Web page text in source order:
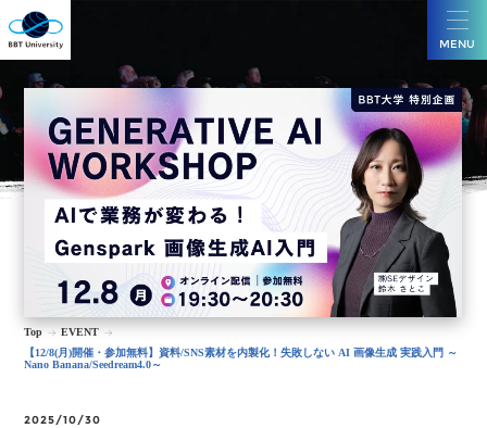
MENU
Top
EVENT
【12/8(月)開催・参加無料】資料/SNS素材を内製化！失敗しない AI 画像生成 実践入門 ～
Nano Banana/Seedream4.0～
2025/10/30